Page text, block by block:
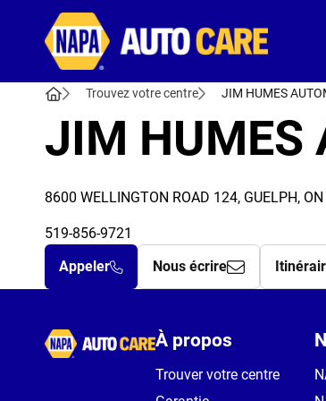
Trouvez votre centre JIM HUMES
JIM HUMES
8600 WELLINGTON ROAD 124, GUELPH,
519-856-9721
Appeler
Nous écrire
Autocare
À propos
Trouver votre centre